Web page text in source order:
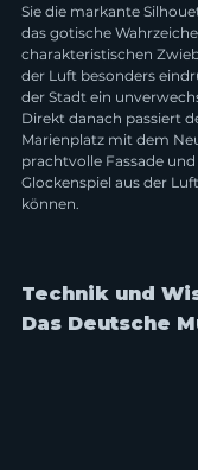
Sie die markante
das gotische
charakteristischen
der Luft besonders
der Stadt ein
Direkt danach passiert
Marienplatz mit dem
prachtvolle Fassade
Glockenspiel aus der
können.
Technik und
Das Deutsche